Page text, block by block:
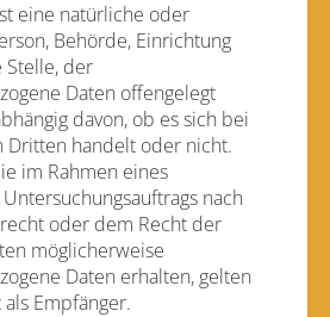
eine natürliche oder
Behörde, Einrichtung
Stelle, der
Daten offengelegt
davon, ob es sich bei
Dritten handelt oder nicht.
im Rahmen eines
nach
oder dem Recht der
möglicherweise
Daten erhalten, gelten
Empfänger.